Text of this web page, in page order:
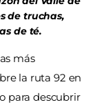
de truchas,
de té.
más
la ruta 92 en
para descubrir